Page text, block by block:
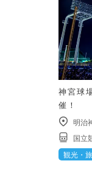
神宮球
催！
明治
国立
観光・